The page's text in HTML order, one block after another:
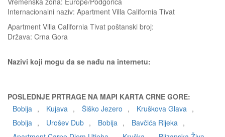
Internacionalni naziv: Apartment Villa California Tivat
Apartment Villa California Tivat poštanski broj:
Država: Crna Gora
Nazivi koji mogu da se nađu na internetu:
POSLEDNJE PRTRAGE NA MAPI KARTA CRNE GORE:
Bobija , Kujava , Šiško Jezero , Kruškova Glava ,
Bobija , Urošev Dub , Bobija , Bavčića Rijeka ,